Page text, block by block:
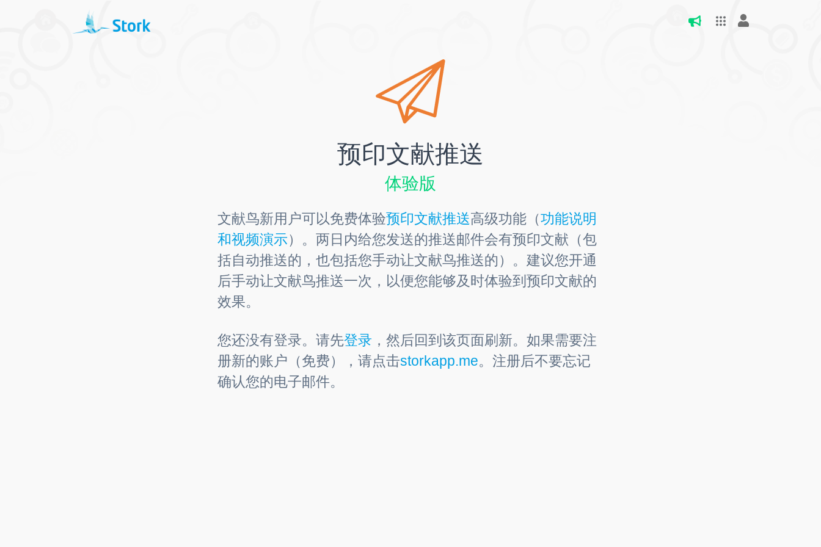
预印文献推送
体验版
文献鸟新用户可以免费体验预印文献推送高级功能（功能说明
和视频演示）。两日内给您发送的推送邮件会有预印文献（包
括自动推送的，也包括您手动让文献鸟推送的）。建议您开通
后手动让文献鸟推送一次，以便您能够及时体验到预印文献的
效果。
您还没有登录。请先登录 ，然后回到该页面刷新。如果需要注
册新的账户（免费），请点击storkapp.me。注册后不要忘记
确认您的电子邮件。